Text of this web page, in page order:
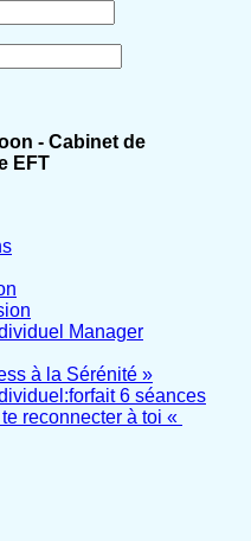
- Cabinet de
EFT
Manager
à la Sérénité »
6 séances
reconnecter à toi «